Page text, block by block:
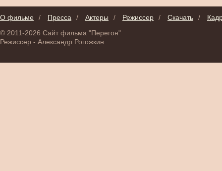
О фильме / Пресса / Актеры / Режиссер / Скачать /
© 2011-2026 Сайт фильма "Перегон"
Режиссер - Александр Рогожкин